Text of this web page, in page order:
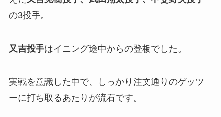
の3投手。
又吉投手はイニング途中からの登板でした。
実戦を意識した中で、しっかり注文通りのゲッツ
ーに打ち取るあたりが流石です。